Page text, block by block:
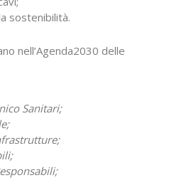
sostenibilità.
nell’Agenda2030 delle
Sanitari;